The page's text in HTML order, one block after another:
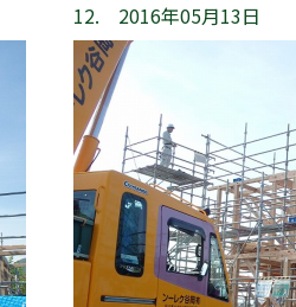
12. 2016年05月13日